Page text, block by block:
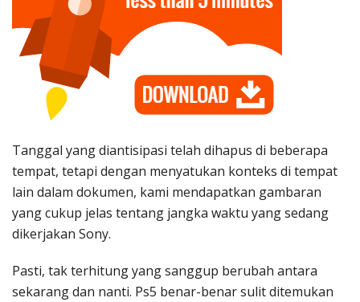
Tanggal yang diantisipasi telah dihapus di beberapa
tempat, tetapi dengan menyatukan konteks di tempat
lain dalam dokumen, kami mendapatkan gambaran
yang cukup jelas tentang jangka waktu yang sedang
dikerjakan Sony.
Pasti, tak terhitung yang sanggup berubah antara
sekarang dan nanti. Ps5 benar-benar sulit ditemukan